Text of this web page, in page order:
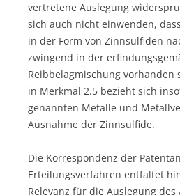
vertretene Auslegung
sich auch nicht einwenden,
in der Form von Zinnsulfiden
zwingend in der
Reibbelagmischung vorhanden
in Merkmal 2.5 bezieht sich
genannten Metalle und
Ausnahme der Zinnsulfide.
Die Korrespondenz der
Erteilungsverfahren entfaltet
Relevanz für die Auslegung